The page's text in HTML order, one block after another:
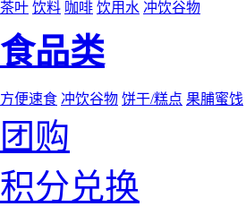
茶叶 饮料 咖啡 饮用水 冲饮谷物
食品类
方便速食 冲饮谷物 饼干/糕点 果脯蜜饯
团购
积分兑换